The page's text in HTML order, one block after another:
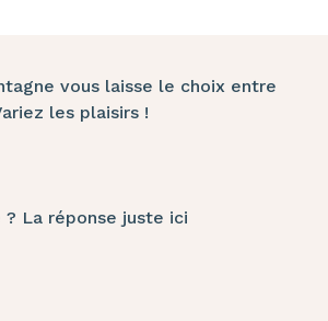
vous laisse le choix entre
les plaisirs !
La réponse juste ici